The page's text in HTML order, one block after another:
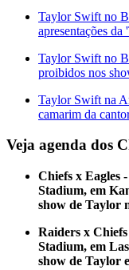
Taylor Swift no
apresentações
Taylor Swift no
proibidos nos
Taylor Swift na
camarim da
Veja agenda dos
Chiefs x Eagles
Stadium, em
show de Taylor
Raiders x
Stadium, em
show de Taylor